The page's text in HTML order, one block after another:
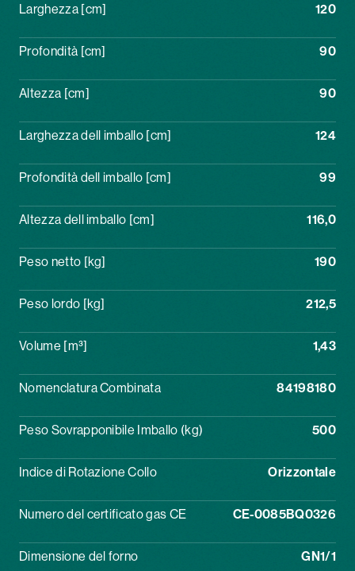
Larghezza [cm] 120
Profondità [cm] 90
Altezza [cm] 90
Larghezza dell imballo [cm] 124
Profondità dell imballo [cm] 99
Altezza dell imballo [cm] 116,0
Peso netto [kg] 190
Peso lordo [kg] 212,5
Volume [m³] 1,43
Nomenclatura Combinata 84198180
Peso Sovrapponibile Imballo (kg) 500
Indice di Rotazione Collo Orizzontale
Numero del certificato gas CE CE-0085BQ0326
Dimensione del forno GN1/1